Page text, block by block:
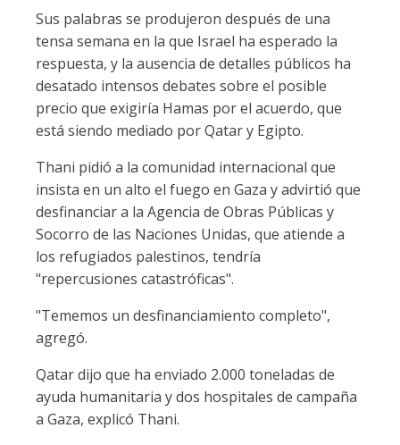
Sus palabras se produjeron después de una
tensa semana en la que Israel ha esperado la
respuesta, y la ausencia de detalles públicos ha
desatado intensos debates sobre el posible
precio que exigiría Hamas por el acuerdo, que
está siendo mediado por Qatar y Egipto.
Thani pidió a la comunidad internacional que
insista en un alto el fuego en Gaza y advirtió que
desfinanciar a la Agencia de Obras Públicas y
Socorro de las Naciones Unidas, que atiende a
los refugiados palestinos, tendría
"repercusiones catastróficas".
"Tememos un desfinanciamiento completo",
agregó.
Qatar dijo que ha enviado 2.000 toneladas de
ayuda humanitaria y dos hospitales de campaña
a Gaza, explicó Thani.